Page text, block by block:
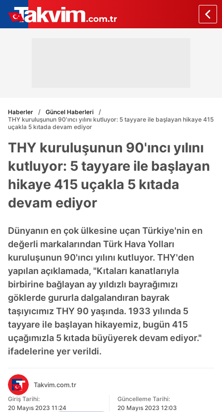
Haberler
Güncel Haberleri
THY kuruluşunun 90'ıncı yılını kutluyor: 5 tayyare ile başlayan hikaye 415
uçakla 5 kıtada devam ediyor
THY kuruluşunun 90'ıncı yılını
kutluyor: 5 tayyare ile başlayan
hikaye 415 uçakla 5 kıtada
devam ediyor
Dünyanın en çok ülkesine uçan Türkiye'nin en
değerli markalarından Türk Hava Yolları
kuruluşunun 90'ıncı yılını kutluyor. THY'den
yapılan açıklamada, "Kıtaları kanatlarıyla
birbirine bağlayan ay yıldızlı bayrağımızı
göklerde gururla dalgalandıran bayrak
taşıyıcımız THY 90 yaşında. 1933 yılında 5
tayyare ile başlayan hikayemiz, bugün 415
uçağımızla 5 kıtada büyüyerek devam ediyor."
ifadelerine yer verildi.
Takvim.com.tr
Giriş Tarihi:
20 Mayıs 2023 11:24
Güncelleme Tarihi:
20 Mayıs 2023 12:03